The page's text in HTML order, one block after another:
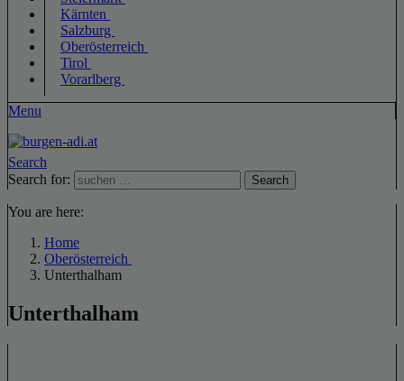
Kärnten
Salzburg
Oberösterreich
Tirol
Vorarlberg
Menu
Search
Search for:
Search
You are here:
Home
Oberösterreich
Unterthalham
Unterthalham